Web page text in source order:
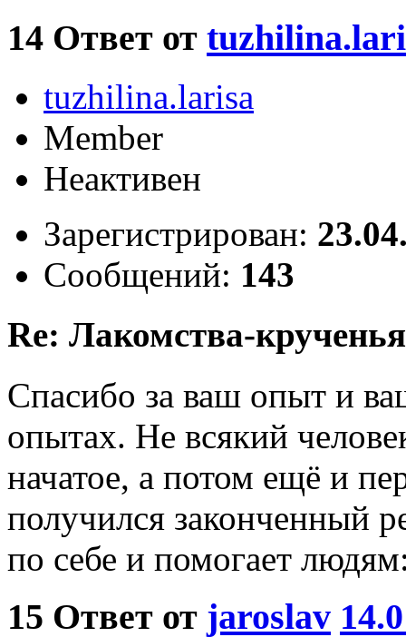
14 Ответ от
tuzhilina.larisa
Member
Неактивен
Зарегистрирован:
Сообщений: 143
Re: Лакомства-крученья
Спасибо за ваш опыт и
опытах. Не всякий
начатое, а потом ещё и
получился законченный
по себе и помогает
15 Ответ от jaroslav